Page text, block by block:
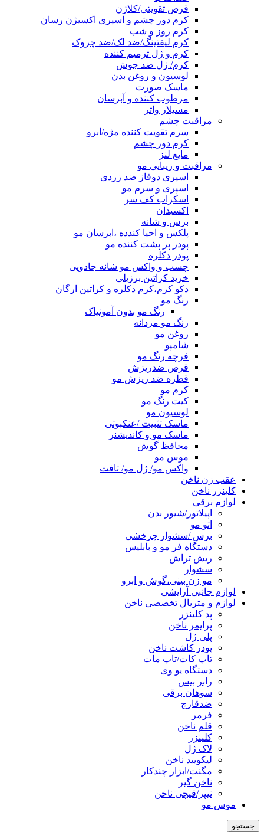
قرص تقویتی/کلاژن
کرم دور چشم و اسپری اکسیژن رسان
کرم روز و شب
کرم لیفتینگ/ضد لک/ضد چروک
کرم و ژل ترمیم کننده
کرم/ ژل ضد جوش
لوسیون و روغن بدن
ماسک صورت
مرطوب کننده و آبرسان
مسیلار واتر
مراقبت چشم
سرم تقویت کننده مژه/ابرو
کرم دور چشم
مایع لنز
مراقبت و زیبایی مو
اسپری دوفاز ضد زردی
اسپری و سرم مو
اسکراب کف سر
اکسیدان
برس و شانه
پلکس و احیا کندده ،ابرسان مو
پودر پر پشت کننده مو
پودر دکلره
چسب و واکس مو شانه جادویی
خرید کراتین برزیلی
دکو کرم،کرم دکلره و کراتین ارگان
رنگ مو
رنگ مو بدون آمونیاک
رنگ مو مردانه
روغن مو
شامپو
فرچه رنگ مو
قرص ضدریزش
قطره ضد ریزش مو
کرم مو
کیت رنگ مو
لوسیون مو
ماسک تثبیت /عنکبوتی
ماسک مو و کاندیشنر
محافظ گوش
موس مو
واکس مو/ ژل مو/ تافت
عقب زن ناخن
کلینزر ناخن
لوازم برقی
اپیلاتور/شیور بدن
اتو مو
برس /سشوار چرخشی
دستگاه فر مو و بابلیس
ریش تراش
سشوار
مو زن بینی،گوش و ابرو
لوازم جانبی آرایشی
لوازم و متریال تخصصی ناخن
پد کلینزر
پرایمر ناخن
پلی ژل
پودر کاشت ناخن
تاپ کات/تاپ مات
دستگاه یو وی
رابر بیس
سوهان برقی
ضدقارچ
فرمر
قلم ناخن
کلینزر
لاک ژل
لیکوييد ناخن
مگنت/ابزار چندکار
ناخن گیر
نیپر/قیچی ناخن
موس مو
جستجو